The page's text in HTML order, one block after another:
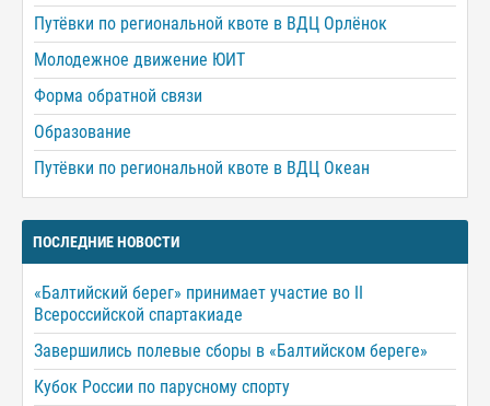
Путёвки по региональной квоте в ВДЦ Орлёнок
Молодежное движение ЮИТ
Форма обратной связи
Образование
Путёвки по региональной квоте в ВДЦ Океан
ПОСЛЕДНИЕ НОВОСТИ
«Балтийский берег» принимает участие во II
Всероссийской спартакиаде
Завершились полевые сборы в «Балтийском береге»
Кубок России по парусному спорту